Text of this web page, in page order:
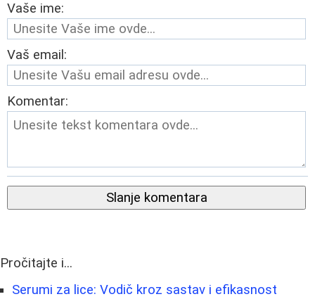
Vaše ime:
Vaš email:
Komentar:
Slanje komentara
Pročitajte i...
Serumi za lice: Vodič kroz sastav i efikasnost